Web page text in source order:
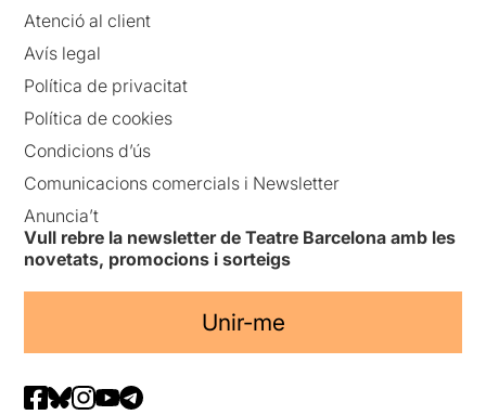
Atenció al client
Avís legal
Política de privacitat
Política de cookies
Condicions d’ús
Comunicacions comercials i Newsletter
Anuncia’t
Vull rebre la newsletter de Teatre Barcelona amb les
novetats, promocions i sorteigs
Unir-me